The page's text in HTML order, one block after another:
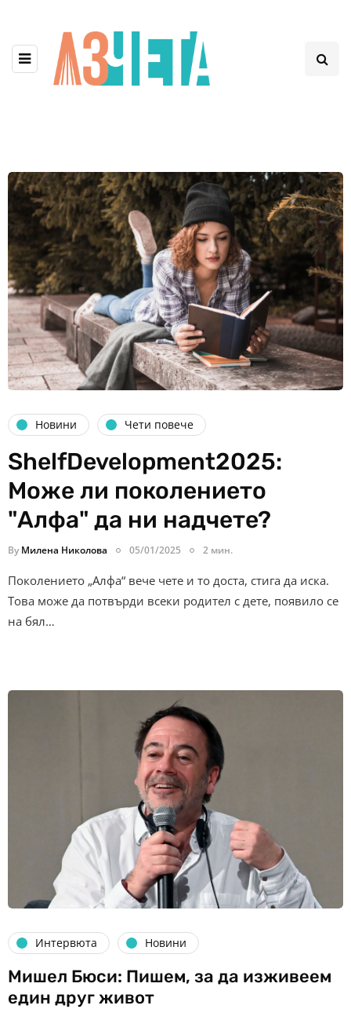
Новини Чети повече
ShelfDevelopment2025:
Може ли поколението
"Алфа" да ни надчете?
By Милена Николова 05/01/2025 2 мин.
Поколението „Алфа“ вече чете и то доста, стига да иска.
Това може да потвърди всеки родител с дете, появило се
на бял…
Интервюта Новини
Мишел Бюси: Пишем, за да изживеем
един друг живот